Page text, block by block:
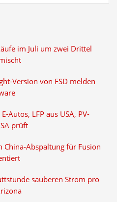
im Juli um zwei Drittel
Version von FSD melden
Autos, LFP aus USA, PV-
prüft
China-Abspaltung für Fusion
sauberen Strom pro